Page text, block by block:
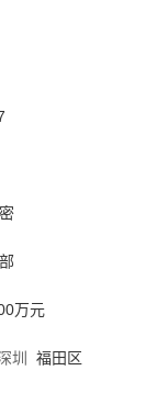
万元
圳 福田区